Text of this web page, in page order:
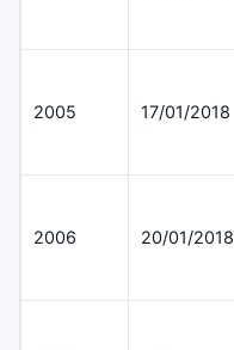
2005 17/01/2018
2006 20/01/2018